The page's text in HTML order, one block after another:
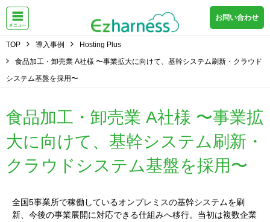
お問い合わせ
TOP 導入事例
Hosting Plus
食品加工・卸売業 A社様 〜事業拡大に向けて、基幹システム刷新・クラウド
システム基盤を採用〜
食品加工・卸売業 A社様 〜事業拡
大に向けて、基幹システム刷新・
クラウドシステム基盤を採用〜
全国5事業所で稼働しているオンプレミスの基幹システムを刷
新、今後の事業展開に対応できる仕組みへ移行。当初は複数企業